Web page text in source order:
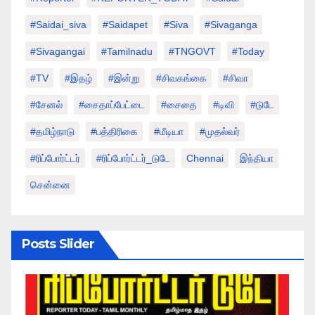
#saidai_siva #saidapet #Siva #Sivaganga
#sivagangai #tamilnadu #TNGOVT #today
#TV #இதழ் #இன்று #சிவகங்கை #சிவா
#சேனல் #சைதாப்பேட்டை #சைதை #டிவி #டுடே
#தமிழ்நாடு #பத்திரிகை #மீடியா #முதல்வர்
#ரிப்போர்ட்டர் #ரிப்போர்ட்டர்_டுடே Chennai இந்தியா
சென்னை
Posts Slider